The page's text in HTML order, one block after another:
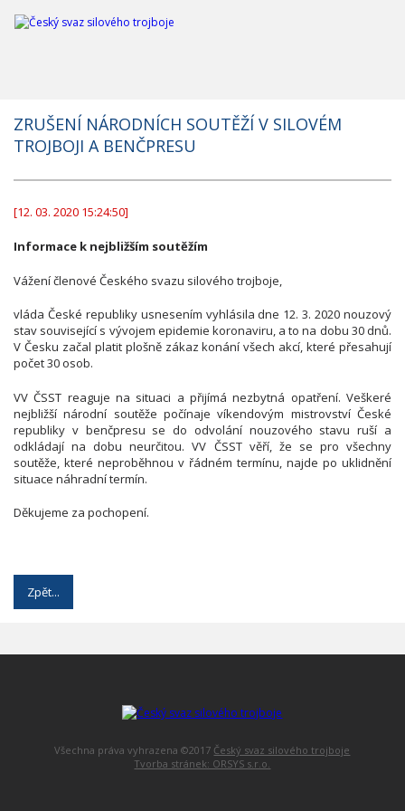
ZRUŠENÍ NÁRODNÍCH SOUTĚŽÍ V SILOVÉM
TROJBOJI A BENČPRESU
[12. 03. 2020 15:24:50]
Informace k nejbližším soutěžím
Vážení členové Českého svazu silového trojboje,
vláda České republiky usnesením vyhlásila dne 12. 3. 2020 nouzový
stav související s vývojem epidemie koronaviru, a to na dobu 30 dnů.
V Česku začal platit plošně zákaz konání všech akcí, které přesahují
počet 30 osob.
VV ČSST reaguje na situaci a přijímá nezbytná opatření. Veškeré
nejbližší národní soutěže počínaje víkendovým mistrovství České
republiky v benčpresu se do odvolání nouzového stavu ruší a
odkládají na dobu neurčitou. VV ČSST věří, že se pro všechny
soutěže, které neproběhnou v řádném termínu, najde po uklidnění
situace náhradní termín.
Děkujeme za pochopení.
Zpět...
Všechna práva vyhrazena ©2017 Český svaz silového trojboje
Tvorba stránek: ORSYS s.r.o.